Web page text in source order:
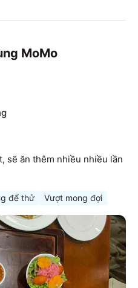
MoMo
sẽ ăn thêm nhiều nhiều lần
để thử Vượt mong đợi